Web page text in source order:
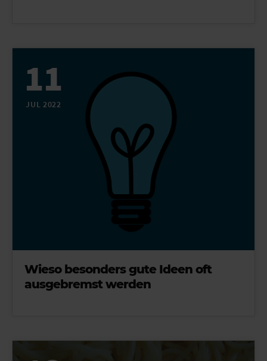
11
JUL 2022
Wieso besonders gute Ideen oft
ausgebremst werden